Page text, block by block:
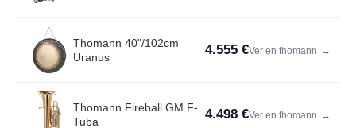
Thomann 40"/102cm
Uranus
4.555 €Ver en thomann →
Thomann Fireball GM F-
Tuba
4.498 €Ver en thomann →